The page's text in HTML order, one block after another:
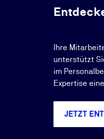
Ihre
unterstützt
im
Expertise
JETZT